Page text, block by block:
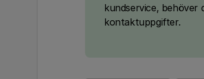
kundservice, behöver
kontaktuppgifter.